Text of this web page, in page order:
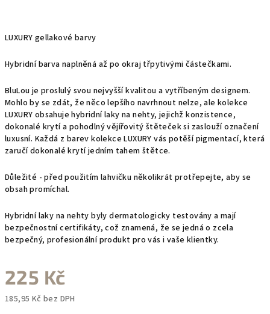
LUXURY gellakové barvy
Hybridní barva naplněná až po okraj třpytivými částečkami.
BluLou je proslulý svou nejvyšší kvalitou a vytříbeným designem.
Mohlo by se zdát, že něco lepšího navrhnout nelze, ale kolekce
LUXURY obsahuje hybridní laky na nehty, jejichž konzistence,
dokonalé krytí a pohodlný vějířovitý štěteček si zaslouží označení
luxusní. Každá z barev kolekce LUXURY vás potěší pigmentací, která
zaručí dokonalé krytí jedním tahem štětce.
Důležité - před použitím lahvičku několikrát protřepejte, aby se
obsah promíchal.
Hybridní laky na nehty byly dermatologicky testovány a mají
bezpečnostní certifikáty, což znamená, že se jedná o zcela
bezpečný, profesionální produkt pro vás i vaše klientky.
225 Kč
185,95 Kč bez DPH